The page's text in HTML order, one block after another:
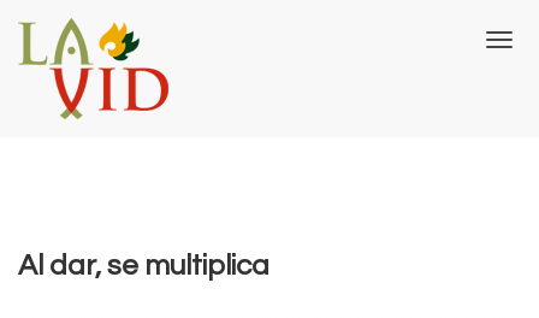
T
Al dar, se multiplica